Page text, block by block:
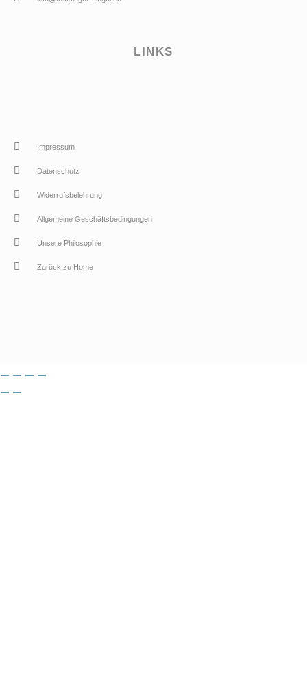
LINKS
Impressum
Datenschutz
Widerrufsbelehrung
Allgemeine Geschäftsbedingungen
Unsere Philosophie
Zurück zu Home